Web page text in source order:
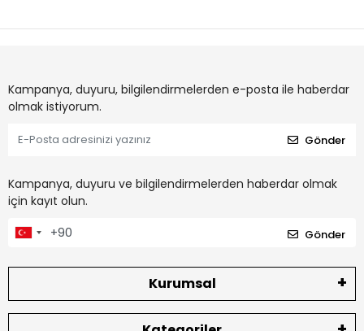
Kampanya, duyuru, bilgilendirmelerden e-posta ile haberdar
olmak istiyorum.
Gönder
Kampanya, duyuru ve bilgilendirmelerden haberdar olmak
için kayıt olun.
Gönder
Kurumsal